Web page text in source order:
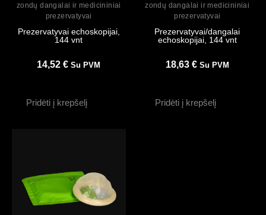
zondų dangalai ir medicininiai
prezervatyvai
Prezervatyvai echoskopijai,
144 vnt
14,52€ Su PVM
Pridėti į krepšelį
zondų dangalai ir medicininiai
prezervatyvai
Prezervatyvai/dangalai
echoskopijai, 144 vnt
18,63 € Su PVM
Pridėti į krepšelį